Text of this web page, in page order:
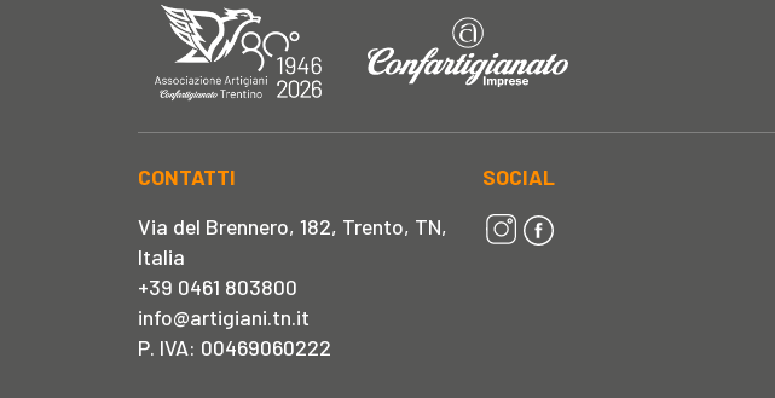
CONTATTI
Via del Brennero, 182, Trento, TN,
Italia
+39 0461 803800
info@artigiani.tn.it
P. IVA: 00469060222
SOCIAL